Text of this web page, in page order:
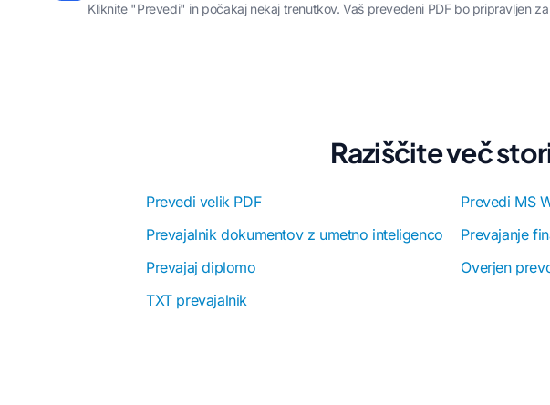
Kliknite "Prevedi" in počakaj nekaj trenutkov. Vaš prevedeni PDF bo pripravljen
Raziščite več
Prevedi velik PDF Prevedi MS
Prevajalnik dokumentov z umetno inteligenco
Prevajanje
Prevajaj diplomo
Overjen
TXT prevajalnik